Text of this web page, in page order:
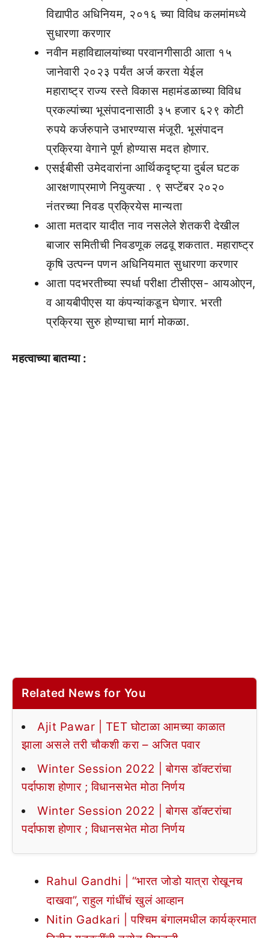
विद्यापीठ अधिनियम, २०१६ च्या विविध कलमांमध्ये
सुधारणा करणार
नवीन महाविद्यालयांच्या परवानगीसाठी आता १५
जानेवारी २०२३ पर्यंत अर्ज करता येईल
महाराष्ट्र राज्य रस्ते विकास महामंडळाच्या विविध
प्रकल्पांच्या भूसंपादनासाठी ३५ हजार ६२९ कोटी
रुपये कर्जरुपाने उभारण्यास मंजूरी. भूसंपादन
प्रक्रिया वेगाने पूर्ण होण्यास मदत होणार.
एसईबीसी उमेदवारांना आर्थिकदृष्ट्या दुर्बल घटक
आरक्षणाप्रमाणे नियुक्त्या . ९ सप्टेंबर २०२०
नंतरच्या निवड प्रक्रियेस मान्यता
आता मतदार यादीत नाव नसलेले शेतकरी देखील
बाजार समितीची निवडणूक लढवू शकतात. महाराष्ट्र
कृषि उत्पन्न पणन अधिनियमात सुधारणा करणार
आता पदभरतीच्या स्पर्धा परीक्षा टीसीएस- आयओएन,
व आयबीपीएस या कंपन्यांकडून घेणार. भरती
प्रक्रिया सुरु होण्याचा मार्ग मोकळा.
महत्वाच्या बातम्या :
Related News for You
Ajit Pawar | TET घोटाळा आमच्या काळात
झाला असले तरी चौकशी करा – अजित पवार
Winter Session 2022 | बोगस डॉक्टरांचा
पर्दाफाश होणार ; विधानसभेत मोठा निर्णय
Winter Session 2022 | बोगस डॉक्टरांचा
पर्दाफाश होणार ; विधानसभेत मोठा निर्णय
Rahul Gandhi | “भारत जोडो यात्रा रोखूनच
दाखवा”, राहुल गांधींचं खुलं आव्हान
Nitin Gadkari | पश्चिम बंगालमधील कार्यक्रमात